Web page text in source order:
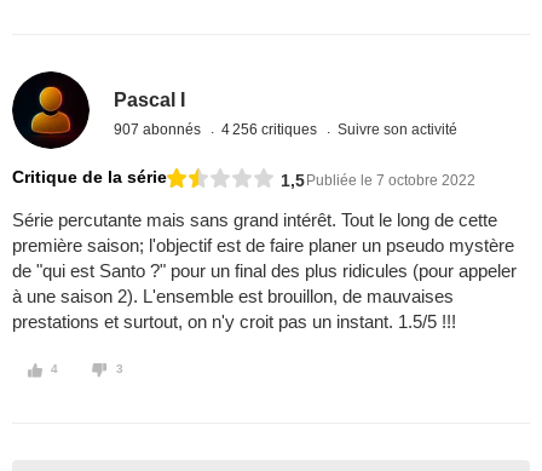
Pascal I
907 abonnés 4 256 critiques Suivre son activité
Critique de la série 1,5Publiée le 7 octobre 2022
Série percutante mais sans grand intérêt. Tout le long de cette
première saison; l'objectif est de faire planer un pseudo mystère
de "qui est Santo ?" pour un final des plus ridicules (pour appeler
à une saison 2). L'ensemble est brouillon, de mauvaises
prestations et surtout, on n'y croit pas un instant. 1.5/5 !!!
4 3